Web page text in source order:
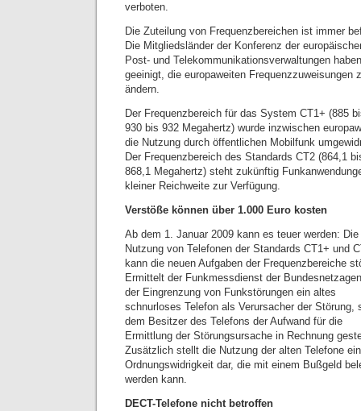
verboten.
Die Zuteilung von Frequenzbereichen ist immer
Die Mitgliedsländer der Konferenz der
Post- und Telekommunikationsverwaltungen
geeinigt, die europaweiten Frequenzzuweisungen
ändern.
Der Frequenzbereich für das System CT1+ (885
930 bis 932 Megahertz) wurde inzwischen
die Nutzung durch öffentlichen Mobilfunk
Der Frequenzbereich des Standards CT2 (864,1
868,1 Megahertz) steht zukünftig
kleiner Reichweite zur Verfügung.
Verstöße können über 1.000 Euro kosten
Ab dem 1. Januar 2009 kann es teuer werden: Die
Nutzung von Telefonen der Standards CT1+ und
kann die neuen Aufgaben der Frequenzbereiche
Ermittelt der Funkmessdienst der
der Eingrenzung von Funkstörungen ein altes
schnurloses Telefon als Verursacher der Störung,
dem Besitzer des Telefons der Aufwand für die
Ermittlung der Störungsursache in Rechnung
Zusätzlich stellt die Nutzung der alten Telefone
Ordnungswidrigkeit dar, die mit einem Bußgeld
werden kann.
DECT-Telefone nicht betroffen